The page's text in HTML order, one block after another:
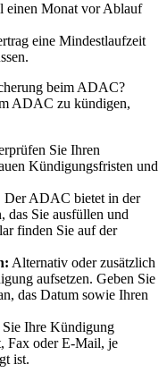
einen Monat vor Ablauf
eine Mindestlaufzeit
beim ADAC?
ADAC zu kündigen,
Sie Ihren
Kündigungsfristen und
Der ADAC bietet in der
das Sie ausfüllen und
finden Sie auf der
Alternativ oder zusätzlich
aufsetzen. Geben Sie
das Datum sowie Ihren
Sie Ihre Kündigung
Fax oder E-Mail, je
ist.